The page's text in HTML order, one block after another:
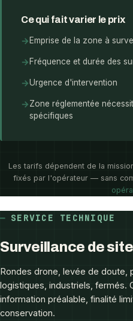
Ce qui fait varier le prix
→ Emprise de la zone à
→ Fréquence et durée des
→Urgence d'intervention
→Zone réglementée
spécifiques
Les tarifs dépendent de la
fixés par l'opérateur — sans
SERVICE TECHNIQUE
Surveillance de
Rondes drone, levée de doute,
logistiques, industriels, fermés.
information préalable, finalité
conservation.